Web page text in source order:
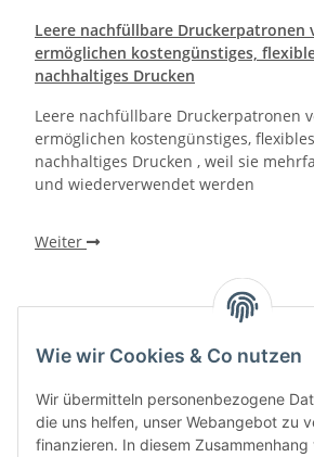
Leere nachfüllbare Druckerpatronen
ermöglichen kostengünstiges,
nachhaltiges Drucken
Leere nachfüllbare Druckerpatronen
ermöglichen kostengünstiges,
nachhaltiges Drucken , weil sie
und wiederverwendet werden
Weiter
Wie wir Cookies & Co nutzen
Wir übermitteln personenbezogene
die uns helfen, unser Webangebot zu
finanzieren. In diesem